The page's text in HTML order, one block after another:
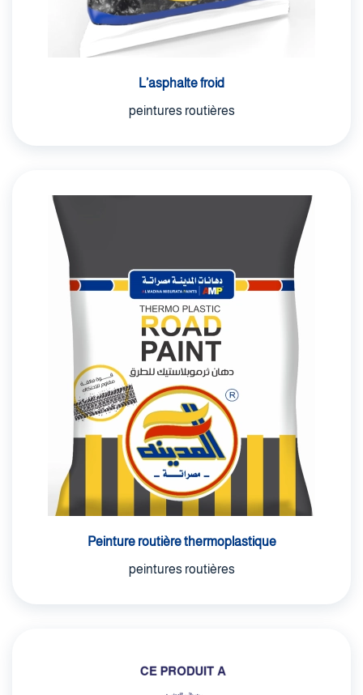
L’asphalte froid
peintures routières
Peinture routière thermoplastique
peintures routières